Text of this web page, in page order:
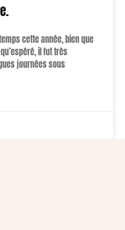
cette année, bien que
il fut très
journées sous